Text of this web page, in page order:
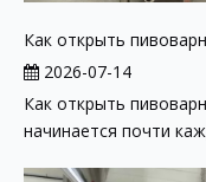
2026-07-14
Как открыть
начинается почти